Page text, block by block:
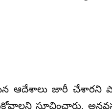
ఆదేశాలు జారీ చేశారని
సూచించారు.